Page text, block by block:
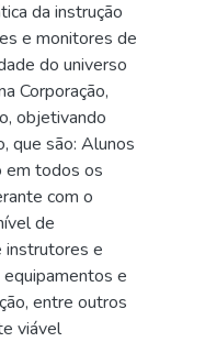
da instrução
e monitores de
do universo
Corporação,
objetivando
que são: Alunos
em todos os
com o
de
instrutores e
e
entre outros
viável